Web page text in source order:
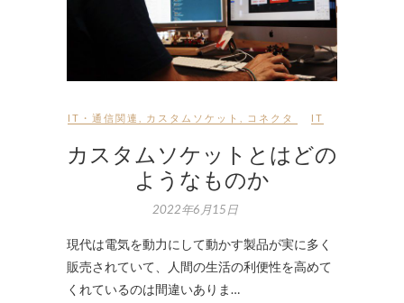
IT・通信関連 カスタムソケット コネクタ IT
カスタムソケットとはどの
ようなものか
2022年6月15日
現代は電気を動力にして動かす製品が実に多く
販売されていて、人間の生活の利便性を高めて
くれているのは間違いありま…